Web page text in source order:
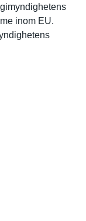
inom EU.